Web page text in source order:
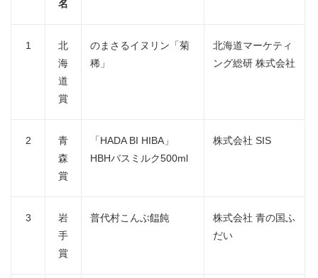
名
1
北
海
道
賞
のまさるイヌリン「菊
稀」
北海道マーケティ
ング総研 株式会社
2
青
森
賞
「HADA BI HIBA」
HBHバスミルク500ml
株式会社 SIS
3
岩
手
賞
普代村こんぶ饂飩
株式会社 青の国ふ
だい